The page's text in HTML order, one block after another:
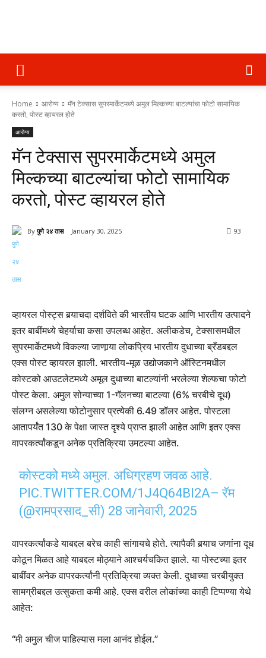
पुणे
२४
तास
Home आरोग्य
मॅन टेक्सास सुपरमार्केटमध्ये अमुल मिल्कच्या बाटल्यांचा फोटो सामायिक
करतो, पोस्ट व्हायरल होते
आरोग्य
मॅन टेक्सास सुपरमार्केटमध्ये अमुल
मिल्कच्या बाटल्यांचा फोटो सामायिक
करतो, पोस्ट व्हायरल होते
By पुणे २४ तास January 30, 2025 93
व्हायरल पोस्ट्स बर्‍याचदा दर्शविते की भारतीय घटक आणि भारतीय उत्पादने
इतर बाबींमध्ये चेहर्याचा कसा उपलब्ध आहेत. अलीकडेच, टेक्सासमधील
सुपरमार्केटमध्ये विकल्या जाणार्‍या लोकप्रिय भारतीय दुधाच्या ब्रँडबद्दल
एक्स पोस्ट व्हायरल झाली. भारतीय-मूळ उद्योजकाने ऑस्टिनमधील
कोस्टको आउटलेटमध्ये अमूल दुधाच्या बाटल्यांनी भरलेल्या शेल्फचा फोटो
पोस्ट केला. अमुल सोन्याच्या 1-गॅलनच्या बाटल्या (6% चरबीचे दूध)
संलग्न असलेल्या फोटोनुसार प्रत्येकी 6.49 डॉलर आहेत. पोस्टला
आतापर्यंत 130 के पेक्षा जास्त दृश्ये प्राप्त झाली आहेत आणि इतर एक्स
वापरकर्त्यांकडून अनेक प्रतिक्रिया उमटल्या आहेत.
कोस्टको मध्ये अमुल. अधिग्रहण जवळ आहे.
PIC.TWITTER.COM/1J4Q64BI2A– रॅम
(@रामप्रसाद_सी) 28 जानेवारी, 2025
वापरकर्त्यांकडे याबद्दल बरेच काही सांगायचे होते. त्यापैकी बर्‍याच जणांना दूध
कोठून मिळत आहे याबद्दल मोठ्याने आश्चर्यचकित झाले. या पोस्टच्या इतर
बाबींवर अनेक वापरकर्त्यांनी प्रतिक्रिया व्यक्त केली. दुधाच्या चरबीयुक्त
सामग्रीबद्दल उत्सुकता कमी आहे. एक्स वरील लोकांच्या काही टिप्पण्या येथे
आहेत:
“मी अमुल चीज पाहिल्यास मला आनंद होईल.”